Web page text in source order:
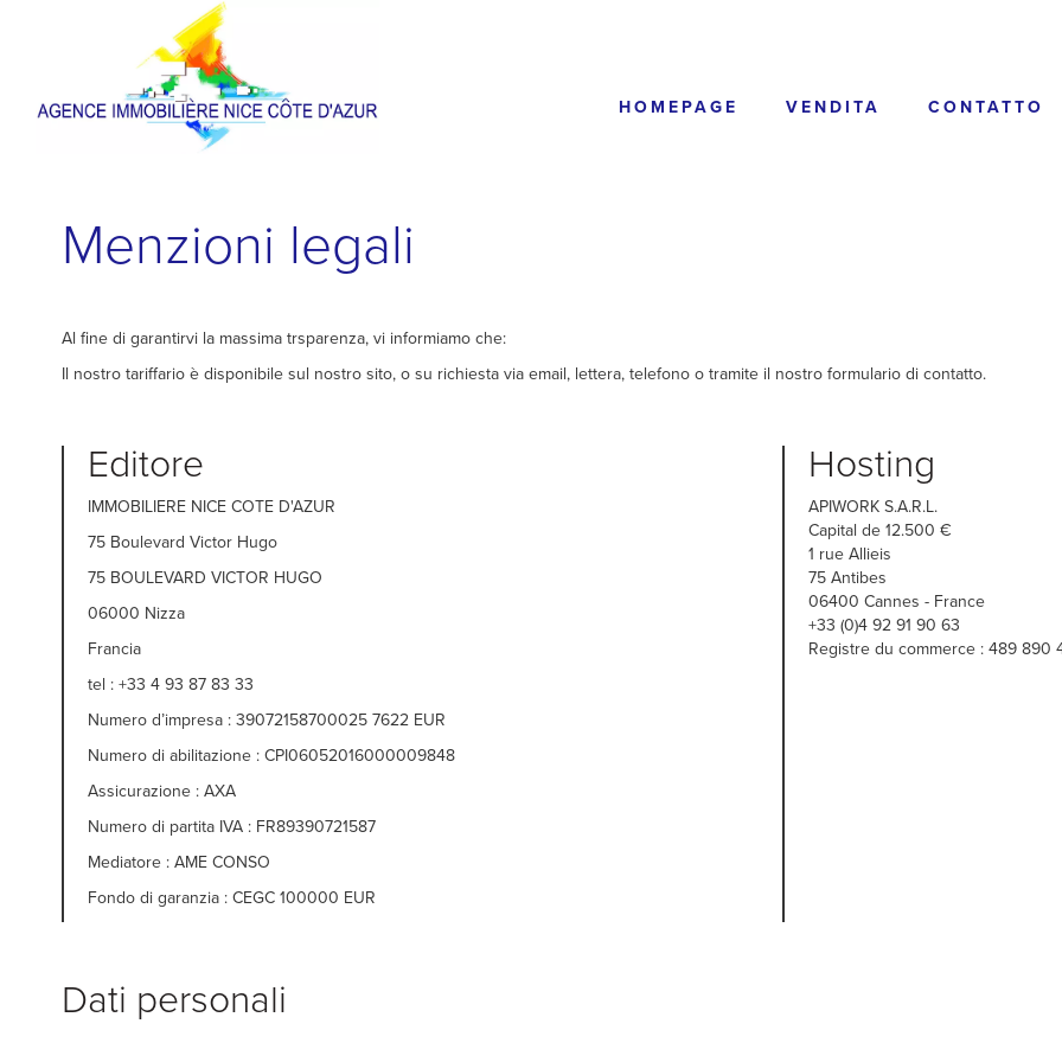
HOMEPAGE VENDITA CONTATTO
Menzioni legali
Al fine di garantirvi la massima trsparenza, vi informiamo che:
Il nostro tariffario è disponibile sul nostro sito, o su richiesta via email, lettera, telefono o tramite il nostro formulario di contatto.
Editore
IMMOBILIERE NICE COTE D'AZUR
75 Boulevard Victor Hugo
75 BOULEVARD VICTOR HUGO
06000 Nizza
Francia
tel : +33 4 93 87 83 33
Numero d’impresa : 39072158700025 7622 EUR
Numero di abilitazione : CPI06052016000009848
Assicurazione : AXA
Numero di partita IVA : FR89390721587
Mediatore : AME CONSO
Fondo di garanzia : CEGC 100000 EUR
Hosting
APIWORK S.A.R.L.
Capital de 12.500 €
1 rue Allieis
75 Antibes
06400 Cannes - France
+33 (0)4 92 91 90 63
Registre du commerce : 489 890
Dati personali